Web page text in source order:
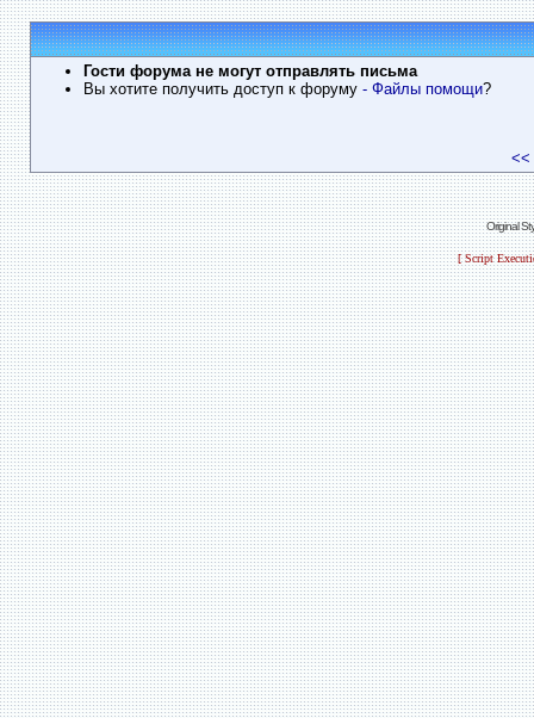
Гости форума не могут отправлять письма
Вы хотите получить доступ к форуму - Файлы помощи?
<<
Original
[ Script